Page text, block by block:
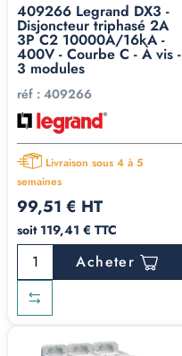
409266 Legrand DX3 -
Disjoncteur triphasé 2A
3P C2 10000A/16kA -
400V - Courbe C - À vis -
3 modules
réf : 409266
Livraison sous 4 à 5
semaines
99,51 € HT
soit 119,41 € TTC
Acheter